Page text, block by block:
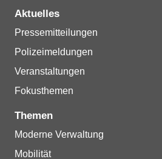
Aktuelles
Pressemitteilungen
Polizeimeldungen
Veranstaltungen
Fokusthemen
Themen
Moderne Verwaltung
Mobilität